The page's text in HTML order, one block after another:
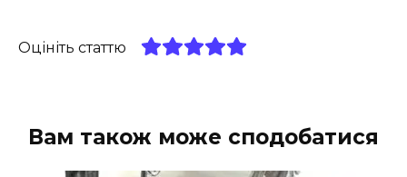
Оцініть статтю
Вам також може сподобатися